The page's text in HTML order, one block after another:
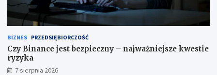
BIZNES PRZEDSIĘBIORCZOŚĆ
Czy Binance jest bezpieczny – najważniejsze kwestie
ryzyka
7 sierpnia 2026